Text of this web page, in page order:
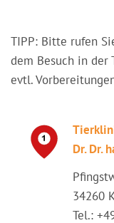
TIPP: Bitte rufen
dem Besuch in
evtl.
Dr. Dr.
34260
Tel.: